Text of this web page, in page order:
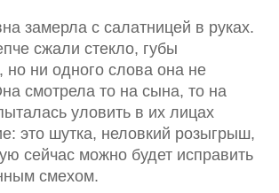
замерла с салатницей в руках.
сжали стекло, губы
но ни одного слова она не
смотрела то на сына, то на
уловить в их лицах
это шутка, неловкий розыгрыш,
сейчас можно будет исправить
смехом.